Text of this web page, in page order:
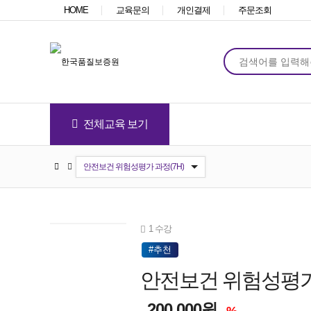
HOME 교육문의 개인결제 주문조회
전체교육 보기
ISO 9001:2015 내부심사원 및 실무자 과정
ISO 9001:2015/14001:2015 통합 내부심사원 및 실무자 과정
ISO 14001:2015/45001:2018 통합 내부심사원 및 실무자 과정
IATF 16949:2016 내부심사원 및 실무자 과정
ISO/IEC 27001:2022 내부심사원 및 실무자 과정
코어툴(Core Tools)(IATF 16949 핵심 부속서) 과정
ISO 45001:2018 내부심사원 및 실무자 과정
시정조치(Corrective actions for nonconformity) 방법 이해 과정
ESG(환경·사회·지배구조) 경영 실무자 과정
안전보건 위험성평가 과정(7H)
ESG(환경사회지배구조)경영 심사원(전문가) 과정(3일)
AIAG-&-VDA_(新)FMEA 해설 과정(4H)
1 수강
#추천
안전보건 위험성평